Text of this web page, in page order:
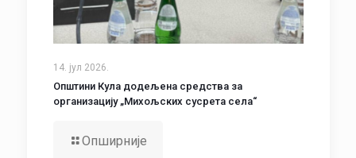
14. јул 2026.
Општини Кула додељена средства за
организацију „Михољских сусрета села“
Опширније